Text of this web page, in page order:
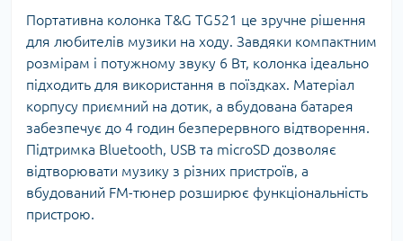
Портативна колонка T&G TG521 це зручне рішення
для любителів музики на ходу. Завдяки компактним
розмірам і потужному звуку 6 Вт, колонка ідеально
підходить для використання в поїздках. Матеріал
корпусу приємний на дотик, а вбудована батарея
забезпечує до 4 годин безперервного відтворення.
Підтримка Bluetooth, USB та microSD дозволяє
відтворювати музику з різних пристроїв, а
вбудований FM-тюнер розширює функціональність
пристрою.